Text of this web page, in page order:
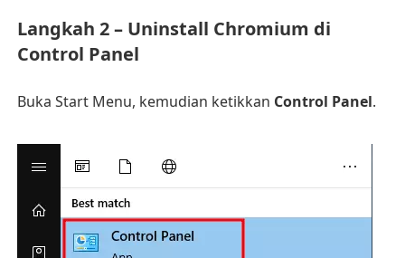
Langkah 2 – Uninstall Chromium di
Control Panel
Buka Start Menu, kemudian ketikkan Control Panel.